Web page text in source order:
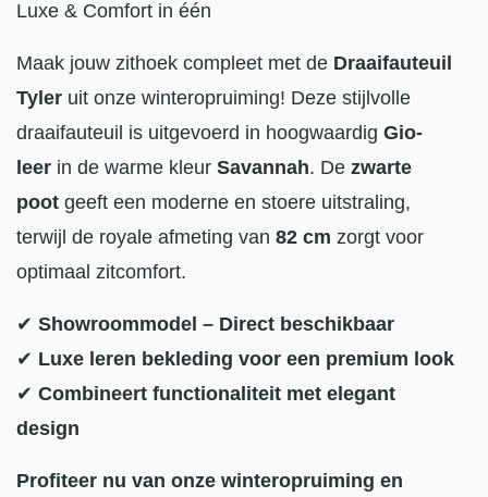
Luxe & Comfort in één
Maak jouw zithoek compleet met de Draaifauteuil
Tyler uit onze winteropruiming! Deze stijlvolle
draaifauteuil is uitgevoerd in hoogwaardig Gio-
leer in de warme kleur Savannah. De zwarte
poot geeft een moderne en stoere uitstraling,
terwijl de royale afmeting van 82 cm zorgt voor
optimaal zitcomfort.
✔ Showroommodel – Direct beschikbaar
✔ Luxe leren bekleding voor een premium look
✔ Combineert functionaliteit met elegant
design
Profiteer nu van onze winteropruiming en